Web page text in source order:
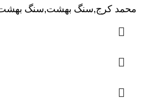
محمد کرج,سنگ بهشت,سنگ بهشت